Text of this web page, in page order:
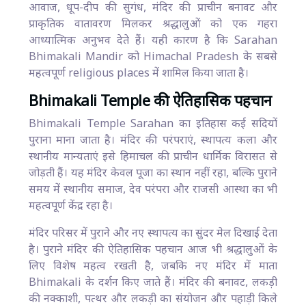
आवाज, धूप-दीप की सुगंध, मंदिर की प्राचीन बनावट और
प्राकृतिक वातावरण मिलकर श्रद्धालुओं को एक गहरा
आध्यात्मिक अनुभव देते हैं। यही कारण है कि Sarahan
Bhimakali Mandir को Himachal Pradesh के सबसे
महत्वपूर्ण religious places में शामिल किया जाता है।
Bhimakali Temple की ऐतिहासिक पहचान
Bhimakali Temple Sarahan का इतिहास कई सदियों
पुराना माना जाता है। मंदिर की परंपराएं, स्थापत्य कला और
स्थानीय मान्यताएं इसे हिमाचल की प्राचीन धार्मिक विरासत से
जोड़ती हैं। यह मंदिर केवल पूजा का स्थान नहीं रहा, बल्कि पुराने
समय में स्थानीय समाज, देव परंपरा और राजसी आस्था का भी
महत्वपूर्ण केंद्र रहा है।
मंदिर परिसर में पुराने और नए स्थापत्य का सुंदर मेल दिखाई देता
है। पुराने मंदिर की ऐतिहासिक पहचान आज भी श्रद्धालुओं के
लिए विशेष महत्व रखती है, जबकि नए मंदिर में माता
Bhimakali के दर्शन किए जाते हैं। मंदिर की बनावट, लकड़ी
की नक्काशी, पत्थर और लकड़ी का संयोजन और पहाड़ी किले